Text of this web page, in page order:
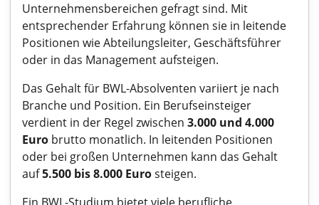
Unternehmensbereichen gefragt sind. Mit
entsprechender Erfahrung können sie in leitende
Positionen wie Abteilungsleiter, Geschäftsführer
oder in das Management aufsteigen.
Das Gehalt für BWL-Absolventen variiert je nach
Branche und Position. Ein Berufseinsteiger
verdient in der Regel zwischen 3.000 und 4.000
Euro brutto monatlich. In leitenden Positionen
oder bei großen Unternehmen kann das Gehalt
auf5.500 bis 8.000 Eurosteigen.